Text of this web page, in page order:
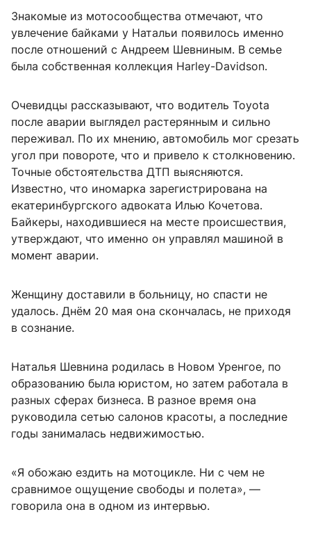
Знакомые из мотосообщества отмечают, что
увлечение байками у Натальи появилось именно
после отношений с Андреем Шевниным. В семье
была собственная коллекция Harley-Davidson.
Очевидцы рассказывают, что водитель Toyota
после аварии выглядел растерянным и сильно
переживал. По их мнению, автомобиль мог срезать
угол при повороте, что и привело к столкновению.
Точные обстоятельства ДТП выясняются.
Известно, что иномарка зарегистрирована на
екатеринбургского адвоката Илью Кочетова.
Байкеры, находившиеся на месте происшествия,
утверждают, что именно он управлял машиной в
момент аварии.
Женщину доставили в больницу, но спасти не
удалось. Днём 20 мая она скончалась, не приходя
в сознание.
Наталья Шевнина родилась в Новом Уренгое, по
образованию была юристом, но затем работала в
разных сферах бизнеса. В разное время она
руководила сетью салонов красоты, а последние
годы занималась недвижимостью.
«Я обожаю ездить на мотоцикле. Ни с чем не
сравнимое ощущение свободы и полета», —
говорила она в одном из интервью.